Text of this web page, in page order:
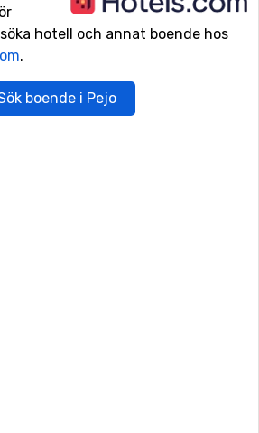
hotell och annat boende hos
.
boende i Pejo